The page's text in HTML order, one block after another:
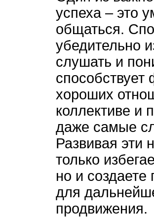
успеха – это
общаться.
убедительно
слушать и
хороших
коллективе и
даже самые
Развивая эти
только
но и
для
продвижения.